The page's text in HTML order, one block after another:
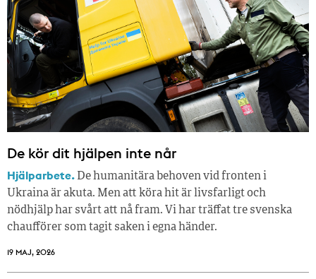
De kör dit hjälpen inte når
Hjälparbete. De humanitära behoven vid fronten i
Ukraina är akuta. Men att köra hit är livsfarligt och
nödhjälp har svårt att nå fram. Vi har träffat tre svenska
chaufförer som tagit saken i egna händer.
19 MAJ, 2026